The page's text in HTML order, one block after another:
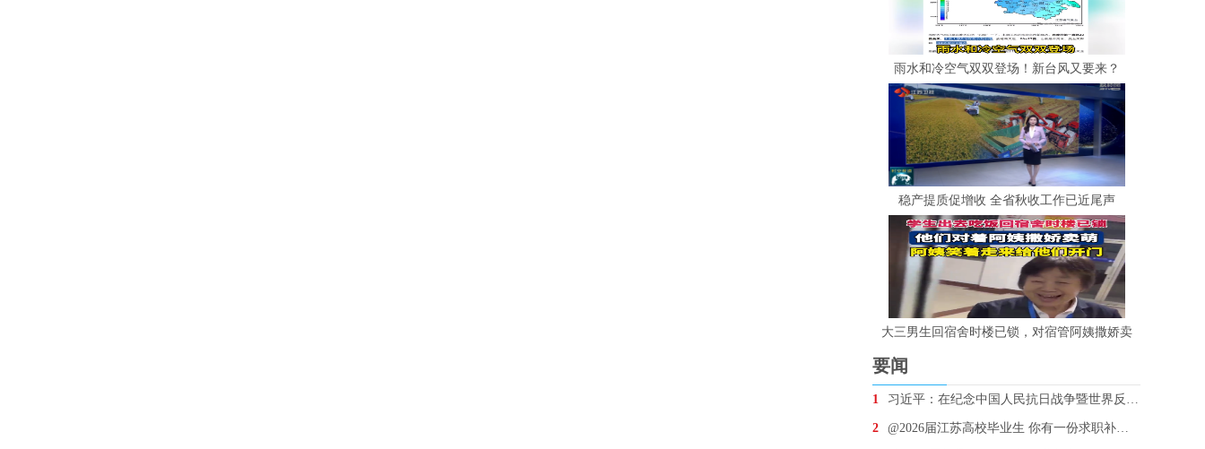
雨水和冷空气双双登场！新台风又要来？
稳产提质促增收 全省秋收工作已近尾声
大三男生回宿舍时楼已锁，对宿管阿姨撒娇卖
要闻
1 习近平：在纪念中国人民抗日战争暨世界反法西斯战争胜
2 @2026届江苏高校毕业生 你有一份求职补贴待领取